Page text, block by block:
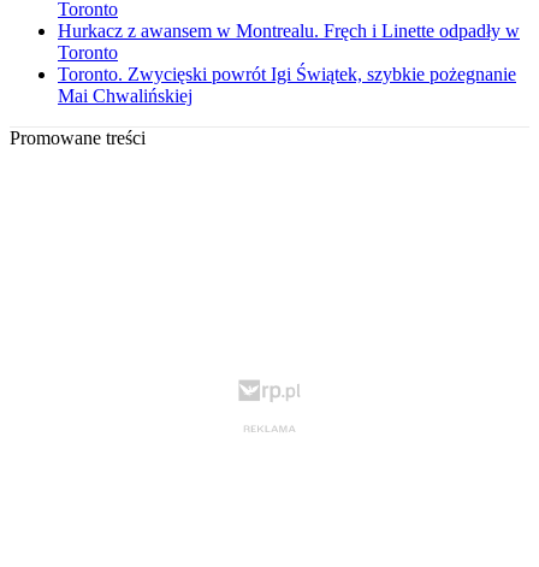
Toronto
Hurkacz z awansem w Montrealu. Fręch i Linette odpadły w
Toronto
Toronto. Zwycięski powrót Igi Świątek, szybkie pożegnanie
Mai Chwalińskiej
Promowane treści